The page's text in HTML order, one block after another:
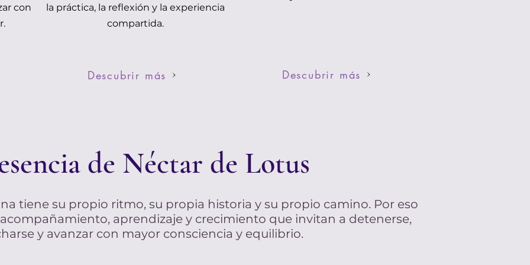
con
la práctica, la reflexión y la experiencia
compartida.
Descubrir más Descubrir más
de Néctar de Lotus
tiene su propio ritmo, su propia historia y su propio camino. Por eso
aprendizaje y crecimiento que invitan a detenerse,
y avanzar con mayor consciencia y equilibrio.